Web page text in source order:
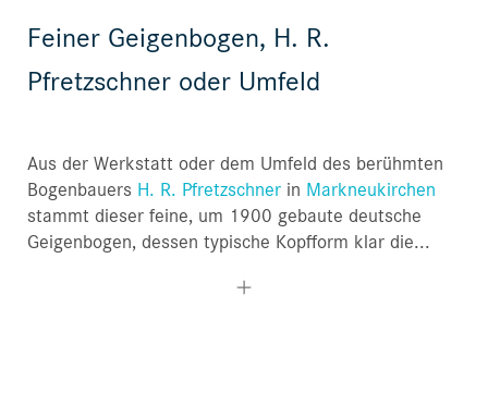
Feiner Geigenbogen, H. R.
Pfretzschner oder Umfeld
Aus der Werkstatt oder dem Umfeld des berühmten
Bogenbauers H. R. Pfretzschner in Markneukirchen
stammt dieser feine, um 1900 gebaute deutsche
Geigenbogen, dessen typische Kopfform klar die...